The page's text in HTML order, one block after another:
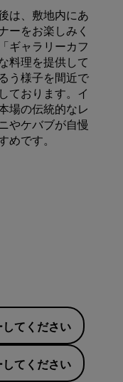
は、敷地内にあ
ーをお楽しみく
ギャラリーカフ
料理を提供して
う様子を間近で
ております。イ
場の伝統的なレ
やケバブが自慢
です。
てください
てください